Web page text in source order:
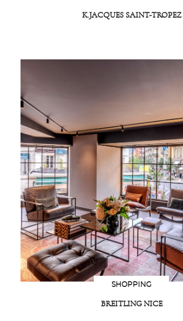
K.JACQUES SAINT-TROPEZ
SHOPPING
BREITLING NICE